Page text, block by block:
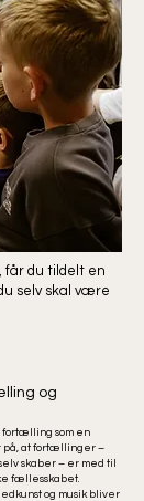
og
fortælling som en
på, at fortællinger –
skaber – er med til
fællesskabet.
og musik bliver
får du tildelt en
selv skal være